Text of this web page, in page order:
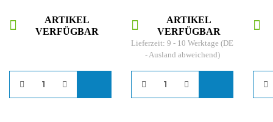
ARTIKEL
VERFÜGBAR
ARTIKEL
VERFÜGBAR
Lieferzeit: 9 - 10 Werktage (DE
- Ausland abweichend)